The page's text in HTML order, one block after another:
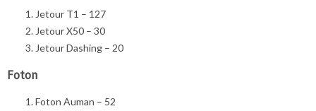
Jetour T1 – 127
Jetour X50 – 30
Jetour Dashing – 20
Foton
Foton Auman – 52